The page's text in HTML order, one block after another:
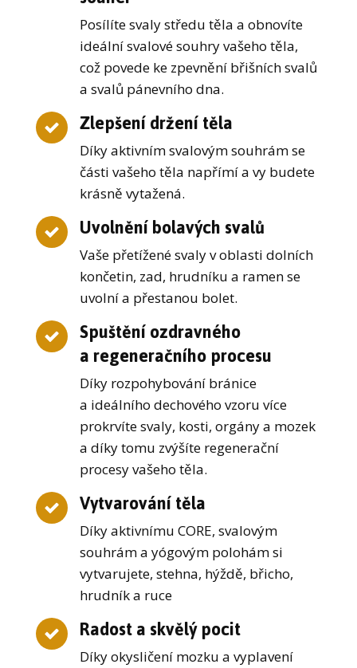
Posílíte svaly středu těla a obnovíte
ideální svalové souhry vašeho těla,
což povede ke zpevnění břišních svalů
a svalů pánevního dna.
Zlepšení držení těla
Díky aktivním svalovým souhrám se
části vašeho těla napřímí a vy budete
krásně vytažená.
Uvolnění bolavých svalů
Vaše přetížené svaly v oblasti dolních
končetin, zad, hrudníku a ramen se
uvolní a přestanou bolet.
Spuštění ozdravného
a regeneračního procesu
Díky rozpohybování bránice
a ideálního dechového vzoru více
prokrvíte svaly, kosti, orgány a mozek
a díky tomu zvýšíte regenerační
procesy vašeho těla.
Vytvarování těla
Díky aktivnímu CORE, svalovým
souhrám a yógovým polohám si
vytvarujete, stehna, hýždě, břicho,
hrudník a ruce
Radost a skvělý pocit
Díky okysličení mozku a vyplavení